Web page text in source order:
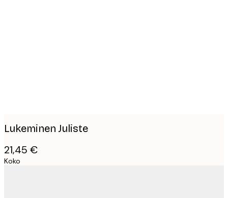
Lukeminen Juliste
21,45 €
Koko